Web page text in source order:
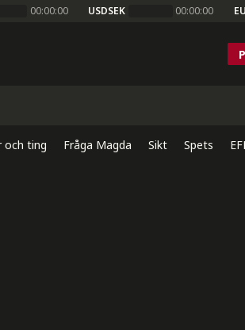
00:00:00 USDSEK 00:00:00
och ting Fråga Magda Sikt Spets